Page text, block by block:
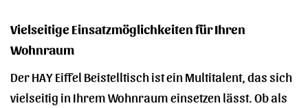
Vielseitige Einsatzmöglichkeiten für Ihren
Wohnraum
Der HAY Eiffel Beistelltisch ist ein Multitalent, das sich
vielseitig in Ihrem Wohnraum einsetzen lässt. Ob als